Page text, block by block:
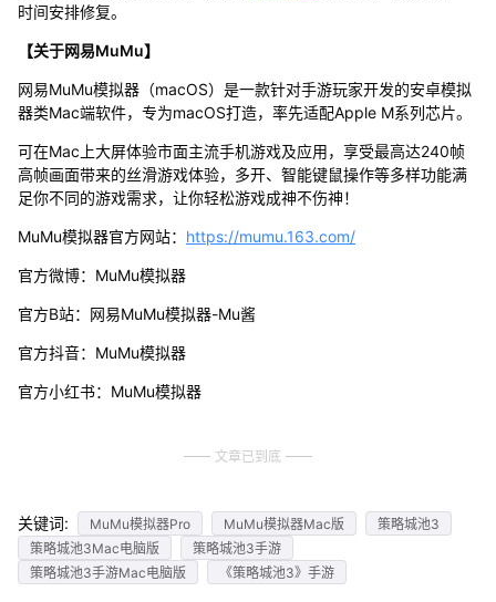
时间安排修复。
【关于网易MuMu】
网易MuMu模拟器（macOS）是一款针对手游玩家开发的安卓模拟
器类Mac端软件，专为macOS打造，率先适配Apple M系列芯片。
可在Mac上大屏体验市面主流手机游戏及应用，享受最高达240帧
高帧画面带来的丝滑游戏体验，多开、智能键鼠操作等多样功能满
足你不同的游戏需求，让你轻松游戏成神不伤神！
MuMu模拟器官方网站： https://mumu.163.com/
官方微博：MuMu模拟器
官方B站：网易MuMu模拟器-Mu酱
官方抖音：MuMu模拟器
官方小红书：MuMu模拟器
文章已到底
关键词: MuMu模拟器Pro MuMu模拟器Mac版
策略城池3
策略城池3Mac电脑版
策略城池3手游
策略城池3手游Mac电脑版
《策略城池3》手游